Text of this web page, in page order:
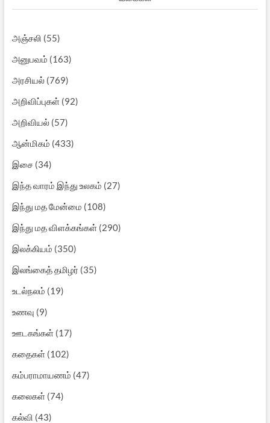
அஞ்சலி (55)
அனுபவம் (163)
அரசியல்(769)
அறிவிப்புகள்(92)
அறிவியல்(57)
ஆன்மிகம் (433)
இசை(34)
இந்த வாரம் இந்து உலகம் (27)
இந்து மத மேன்மை (108)
இந்து மத விளக்கங்கள்(290)
இலக்கியம் (350)
இலங்கைத் தமிழர் (35)
உடல்நலம் (19)
உணவு (9)
ஊடகங்கள்(17)
கதைகள்(102)
கம்பராமாயணம் (47)
கலைகள்(74)
கல்வி (43)